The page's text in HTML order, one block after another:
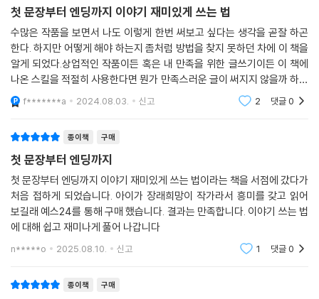
서 메인 스토리와 합류해 독자의 감정 이입을 강화하는 효과를 내야 합니
다. 즉 이야기가 최종 목표에 도달했을 때 독자의 만족감과 카타르시스를
증폭하는 장치로 기능할 필요가 있습니다. 그렇지 않으면 독자는 책을 다
읽고 나서 ‘어, 그런데 조연 A의 이야기는 대체 무슨 의미였던 거지?’라는
의문이 남게 됩니다.
---「사이드 스토리로 깊이를 더한다」중에서
묘사, 대사, 설명이라는 세 요소의 구성 비율을 살펴볼게요. 설명은 일단 최
소한으로 줄이는 것이 좋습니다. 이유는 단순합니다. 독자가 지루해하기
때문이에요. 설명은 스토리가 정체되는 부분으로, 설명이 많을수록 읽고
싶은 기분이 사라집니다. 설명하는 문장은 가급적 쓰지 않고, 대사와 묘사
로 보완하는 것이 이야기 창작의 기본이라고 할 수 있습니다.
그리고 대사와 묘사의 비율은 5 : 5로, 거의 같은 분량으로 쓰는 것이 좋습
니다. 단 여기에는 주의할 점이 두 가지 있습니다. 5행 이상 되는 긴 대사는
사도 마찬가지입니다. 묘사가 길어지면 지면이 글자로 꽉 차 버립니다.
“지금까지 다양한 작법서를 읽어 왔지만 이 책이 가장 알기 쉬웠고, 배운
것이 많았다.”
“초고를 작성하기 전에 흩어져 있던 생각을 정리할 수 있다. 추천!”
- 아마존 재팬 독자평
식부터 캐릭터와 세계관 구축하는 법, 플롯 쉽게 짜는 법, 시점과 문체 다듬
는 법, 읽는 이의 마음을 사로잡는 묘사 테크닉, 본격적인 원고 집필과 퇴고
시의 노하우, 출판사나 플랫폼 공모전에 투고하는 요령에 이르기까지 재미
있는 이야기를 창작하기 위한 필수 정보와 유용한 테크닉을 간결하고 명확
하게 짚어준다. 여기에 머릿속에 산발적으로 떠다니는 아이디어와 갖가지
설정을 체계적으로 정리해 이야기의 뼈대를 만들도록 돕는 창작 노트 템플
릿도 수록했다.
이 같은 창작 테크닉은 하나하나가 매우 중요할 뿐 아니라 서로 복잡하게
첫 문장부터 엔딩까지 이야기 재미있게 쓰는 법
수많은 작품을 보면서 나도 이렇게 한번 써보고 싶다는 생각을 곧잘 하곤
한다. 하지만 어떻게 해야 하는지 좀처럼 방법을 찾지 못하던 차에 이 책을
알게 되었다.상업적인 작품이든 혹은 내 만족을 위한 글쓰기이든 이 책에
나온 스킬을 적절히 사용한다면 뭔가 만족스러운 글이 써지지 않을까 하는
생각이 들었고, 그래서 개인적으로는 만족스러운 책이었다.
f*******a 2024.08.03. 신고 2 댓글0
종이책 구매
첫 문장부터 엔딩까지
첫 문장부터 엔딩까지 이야기 재미있게 쓰는 법이라는 책을 서점에 갔다가
처음 접하게 되었습니다. 아이가 장래희망이 작가라서 흥미를 갖고 읽어
보길래 예스24를 통해 구매 했습니다. 결과는 만족합니다. 이야기 쓰는 법
에 대해 쉽고 재미나게 풀어 나갑니다
n*****o 2025.08.10. 신고 1 댓글0
종이책 구매